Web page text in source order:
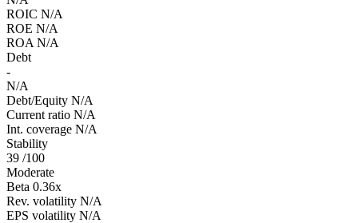
ROIC N/A
ROE N/A
ROA N/A
Debt
-
N/A
Debt/Equity N/A
Current ratio N/A
Int. coverage N/A
Stability
39 /100
Moderate
Beta 0.36x
Rev. volatility N/A
EPS volatility N/A